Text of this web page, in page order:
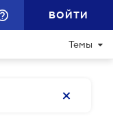
ВОЙТИ
Темы